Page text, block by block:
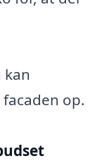
kan
op.